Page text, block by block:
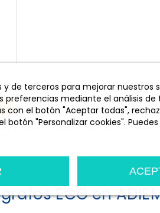
y de terceros para mejorar nuestros
preferencias mediante el análisis de
con el botón "Aceptar todas",
botón "Personalizar cookies".
ECG en